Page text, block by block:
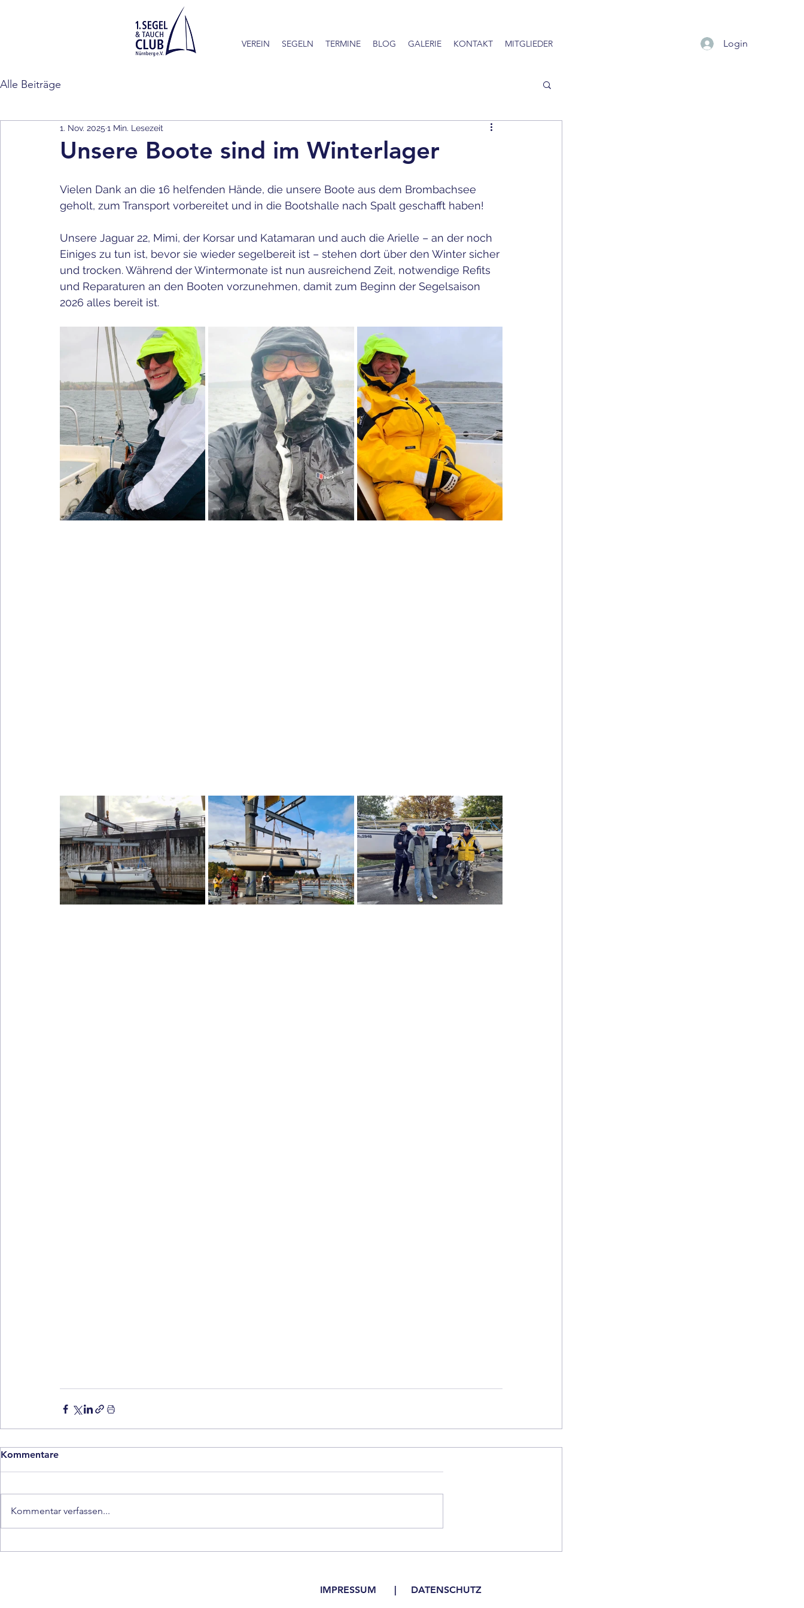
VEREIN SEGELN TERMINE BLOG GALERIE KONTAKT MITGLIEDER Login
Alle Beiträge
Unsere Boote sind im Winterlager
1. Nov. 2025 1 Min. Lesezeit
Vielen Dank an die 16 helfenden Hände, die unsere Boote aus dem Brombachsee
geholt, zum Transport vorbereitet und in die Bootshalle nach Spalt geschafft haben!
Unsere Jaguar 22, Mimi, der Korsar und Katamaran und auch die Arielle – an der noch
Einiges zu tun ist, bevor sie wieder segelbereit ist – stehen dort über den Winter sicher
und trocken. Während der Wintermonate ist nun ausreichend Zeit, notwendige Refits
und Reparaturen an den Booten vorzunehmen, damit zum Beginn der Segelsaison
2026 alles bereit ist.
Kommentare
Kommentar verfassen...
IMPRESSUM | DATENSCHUTZ